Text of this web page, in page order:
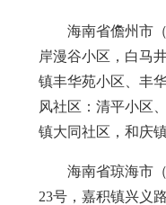
海南省儋州市
岸漫谷小区，白马
镇丰华苑小区、丰
风社区：清平小区
镇大同社区，和庆
海南省琼海市
23号，嘉积镇兴义